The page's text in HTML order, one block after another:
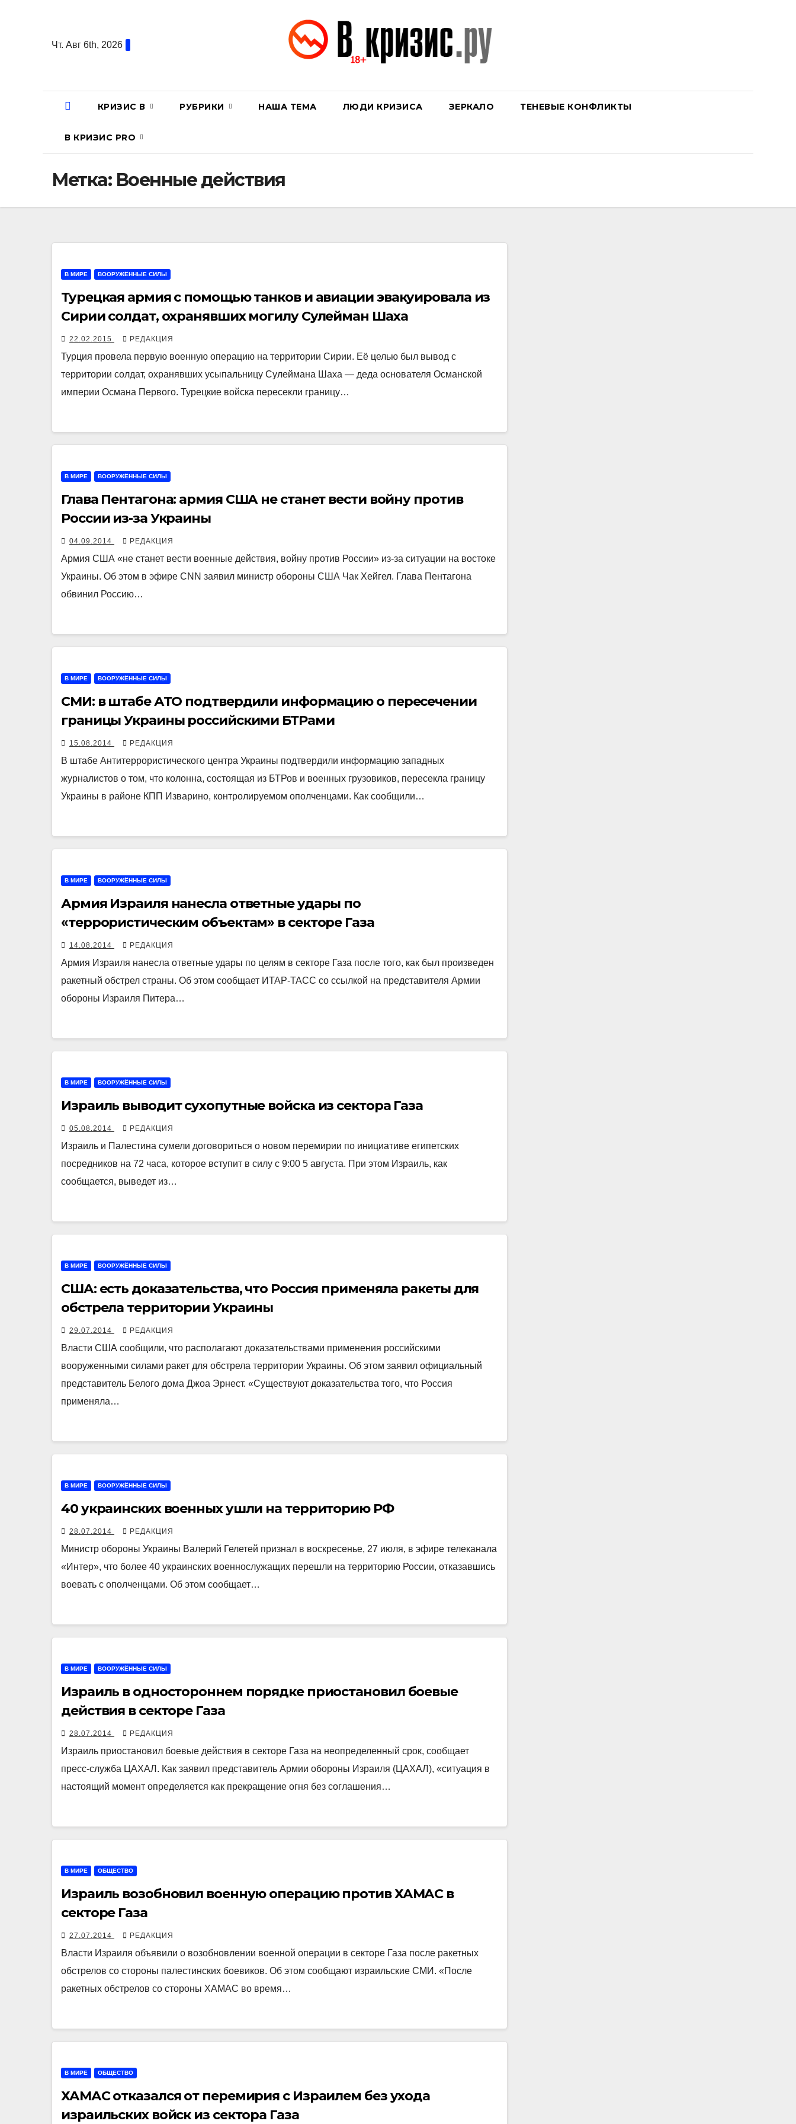
содержаниюЧт. Авг 6th, 2026
КРИЗИС В РУБРИКИ НАША ТЕМА ЛЮДИ КРИЗИСА ЗЕРКАЛО ТЕНЕВЫЕ КОНФЛИКТЫ
В КРИЗИС PRO
Метка: Военные действия
В МИРЕ ВООРУЖЁННЫЕ СИЛЫ
Турецкая армия с помощью танков и авиации эвакуировала из
Сирии солдат, охранявших могилу Сулейман Шаха
22.02.2015 РЕДАКЦИЯ
Турция провела первую военную операцию на территории Сирии. Её целью был вывод с
территории солдат, охранявших усыпальницу Сулеймана Шаха — деда основателя Османской
империи Османа Первого. Турецкие войска пересекли границу…
В МИРЕ ВООРУЖЁННЫЕ СИЛЫ
Глава Пентагона: армия США не станет вести войну против
России из-за Украины
04.09.2014 РЕДАКЦИЯ
Армия США «не станет вести военные действия, войну против России» из-за ситуации на востоке
Украины. Об этом в эфире CNN заявил министр обороны США Чак Хейгел. Глава Пентагона
обвинил Россию…
В МИРЕ ВООРУЖЁННЫЕ СИЛЫ
СМИ: в штабе АТО подтвердили информацию о пересечении
границы Украины российскими БТРами
15.08.2014 РЕДАКЦИЯ
В штабе Антитеррористического центра Украины подтвердили информацию западных
журналистов о том, что колонна, состоящая из БТРов и военных грузовиков, пересекла границу
Украины в районе КПП Изварино, контролируемом ополченцами. Как сообщили…
В МИРЕ ВООРУЖЁННЫЕ СИЛЫ
Армия Израиля нанесла ответные удары по
«террористическим объектам» в секторе Газа
14.08.2014 РЕДАКЦИЯ
Армия Израиля нанесла ответные удары по целям в секторе Газа после того, как был произведен
ракетный обстрел страны. Об этом сообщает ИТАР-ТАСС со ссылкой на представителя Армии
обороны Израиля Питера…
В МИРЕ ВООРУЖЁННЫЕ СИЛЫ
Израиль выводит сухопутные войска из сектора Газа
05.08.2014 РЕДАКЦИЯ
Израиль и Палестина сумели договориться о новом перемирии по инициативе египетских
посредников на 72 часа, которое вступит в силу с 9:00 5 августа. При этом Израиль, как
сообщается, выведет из…
В МИРЕ ВООРУЖЁННЫЕ СИЛЫ
США: есть доказательства, что Россия применяла ракеты для
обстрела территории Украины
29.07.2014 РЕДАКЦИЯ
Власти США сообщили, что располагают доказательствами применения российскими
вооруженными силами ракет для обстрела территории Украины. Об этом заявил официальный
представитель Белого дома Джоа Эрнест. «Существуют доказательства того, что Россия
применяла…
В МИРЕ ВООРУЖЁННЫЕ СИЛЫ
40 украинских военных ушли на территорию РФ
28.07.2014 РЕДАКЦИЯ
Министр обороны Украины Валерий Гелетей признал в воскресенье, 27 июля, в эфире телеканала
«Интер», что более 40 украинских военнослужащих перешли на территорию России, отказавшись
воевать с ополченцами. Об этом сообщает…
В МИРЕ ВООРУЖЁННЫЕ СИЛЫ
Израиль в одностороннем порядке приостановил боевые
действия в секторе Газа
28.07.2014 РЕДАКЦИЯ
Израиль приостановил боевые действия в секторе Газа на неопределенный срок, сообщает
пресс-служба ЦАХАЛ. Как заявил представитель Армии обороны Израиля (ЦАХАЛ), «ситуация в
настоящий момент определяется как прекращение огня без соглашения…
В МИРЕ ОБЩЕСТВО
Израиль возобновил военную операцию против ХАМАС в
секторе Газа
27.07.2014 РЕДАКЦИЯ
Власти Израиля объявили о возобновлении военной операции в секторе Газа после ракетных
обстрелов со стороны палестинских боевиков. Об этом сообщают израильские СМИ. «После
ракетных обстрелов со стороны ХАМАС во время…
В МИРЕ ОБЩЕСТВО
ХАМАС отказался от перемирия с Израилем без ухода
израильских войск из сектора Газа